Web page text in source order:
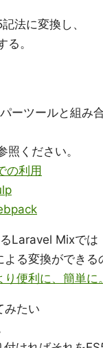
法に変換し、
。
ーツールと組み
ください。
利用
Laravel Mixでは
る変換ができる
便利に、簡単に
みたい